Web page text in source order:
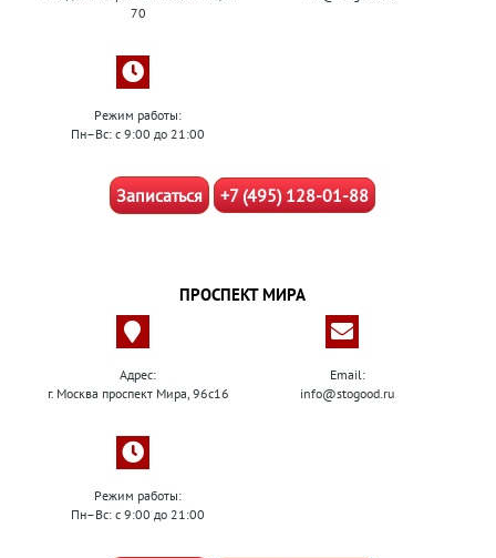
70
Режим работы:
Пн–Вс: с 9:00 до 21:00
Записаться +7 (495) 128-01-88
ПРОСПЕКТ МИРА
Адрес:
г. Москва проспект Мира, 96с16
Email:
info@stogood.ru
Режим работы:
Пн–Вс: с 9:00 до 21:00